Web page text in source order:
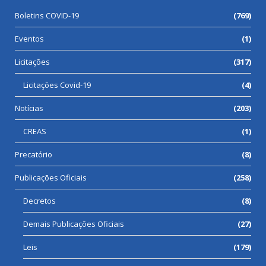
Boletins COVID-19 (769)
Eventos (1)
Licitações (317)
Licitações Covid-19 (4)
Notícias (203)
CREAS (1)
Precatório (8)
Publicações Oficiais (258)
Decretos (8)
Demais Publicações Oficiais (27)
Leis (179)